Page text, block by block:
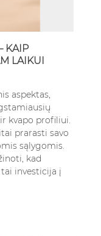
KAIP
LAIKUI
aspektas,
kvapo profiliui.
prarasti savo
sąlygomis.
kad
investicija į